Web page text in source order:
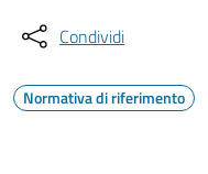
Condividi
Normativa di riferimento